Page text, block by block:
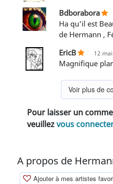
Bdborabora
Ha qu'il est Beau Aussi celui La de Diptyque
de Hermann ,
EricB
12
Magnifique
Voir plus de
Pour laisser un
veuillezvous
A propos de
Ajouter à mes artistes